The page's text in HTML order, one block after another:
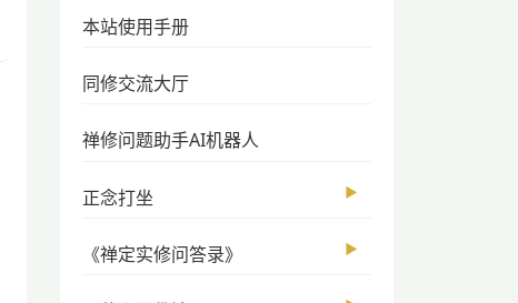
本站使用手册
同修交流大厅
禅修问题助手AI机器人
正念打坐 ▶
《禅定实修问答录》 ▶